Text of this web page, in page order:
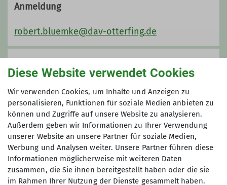
robert.bluemke@dav-otterfing.de
Qualifikationen
Ämter
Bibliotheksverwaltung
Anmeldung
robert.bluemke@dav-otterfing.de
22.08.2024
Maximale Teilnehmeranzahl
8
Diese Website verwendet Cookies
Wir verwenden Cookies, um Inhalte und Anzeigen zu
personalisieren, Funktionen für soziale Medien anbieten zu
können und Zugriffe auf unsere Website zu analysieren.
Außerdem geben wir Informationen zu Ihrer Verwendung
unserer Website an unsere Partner für soziale Medien,
Werbung und Analysen weiter. Unsere Partner führen diese
Informationen möglicherweise mit weiteren Daten
zusammen, die Sie ihnen bereitgestellt haben oder die sie
im Rahmen Ihrer Nutzung der Dienste gesammelt haben.